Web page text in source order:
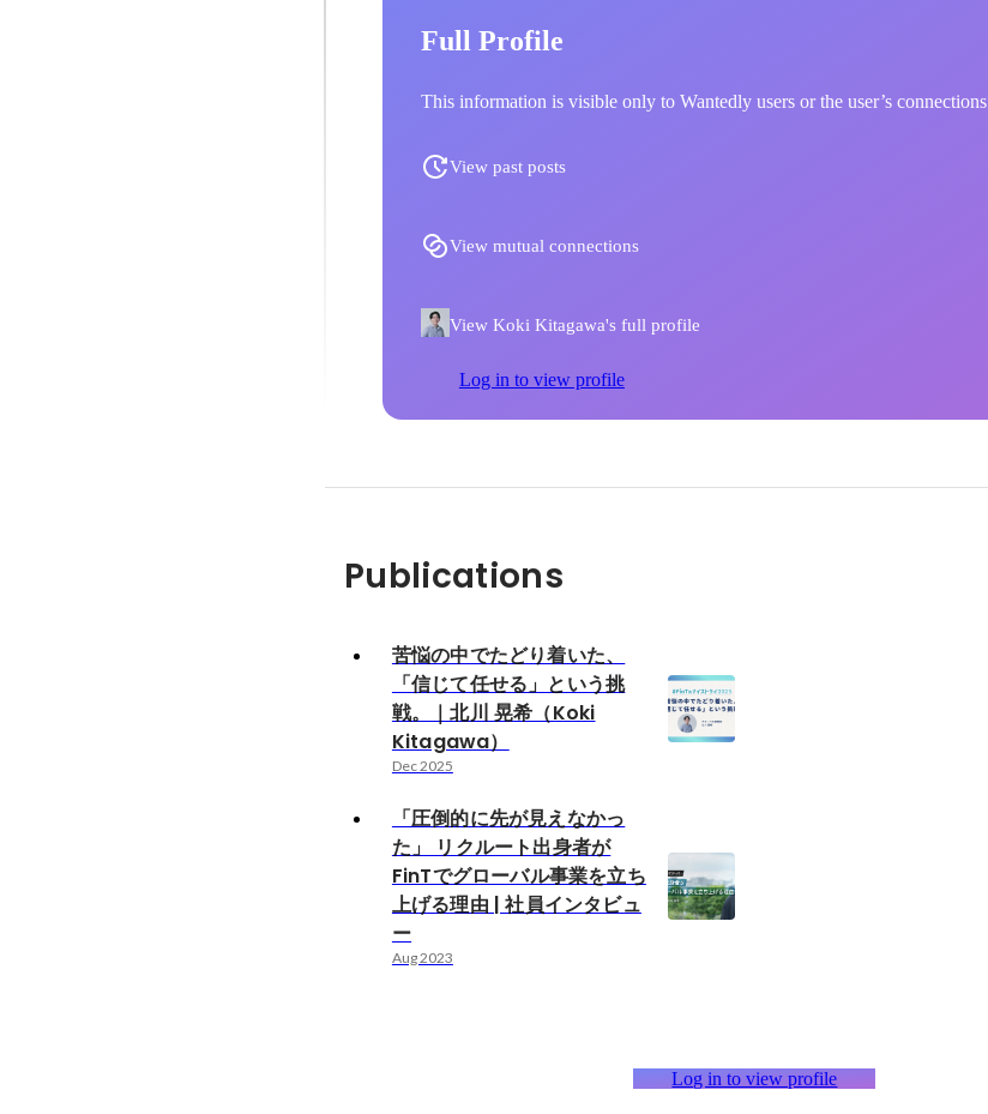
Full Profile
This information is visible only to Wantedly users or the user’s connections
View past posts
View mutual connections
View Koki Kitagawa's full profile
Log in to view profile
Publications
苦悩の中でたどり着いた、
「信じて任せる」という挑
戦。｜北川 晃希（Koki
Kitagawa）
Dec 2025
「圧倒的に先が見えなかっ
た」 リクルート出身者が
FinTでグローバル事業を立ち
上げる理由 | 社員インタビュ
ー
Aug 2023
Log in to view profile